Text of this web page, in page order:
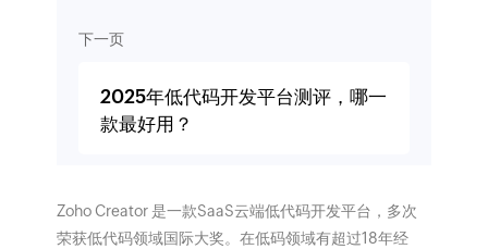
下一页
2025年低代码开发平台测评，哪一
款最好用？
Zoho Creator 是一款SaaS云端低代码开发平台，多次
荣获低代码领域国际大奖。在低码领域有超过18年经